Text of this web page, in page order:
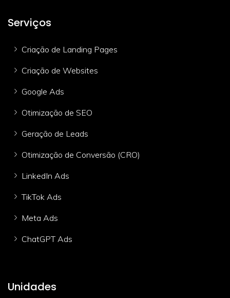
Serviços
Criação de Landing Pages
Criação de Websites
Google Ads
Otimização de SEO
Geração de Leads
Otimização de Conversão (CRO)
LinkedIn Ads
TikTok Ads
Meta Ads
ChatGPT Ads
Unidades